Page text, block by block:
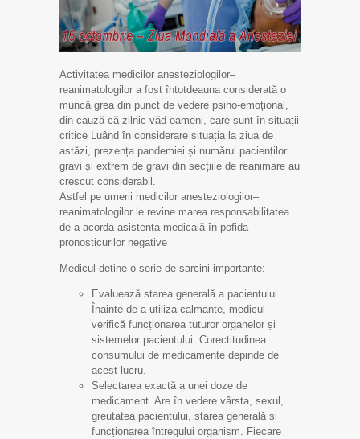
Activitatea medicilor anesteziologilor–
reanimatologilor a fost întotdeauna considerată o
muncă grea din punct de vedere psiho-emoțional,
din cauză că zilnic văd oameni, care sunt în situații
critice Luând în considerare situația la ziua de
astăzi, prezența pandemiei și numărul pacienților
gravi și extrem de gravi din secțiile de reanimare au
crescut considerabil.
Astfel pe umerii medicilor anesteziologilor–
reanimatologilor le revine marea responsabilitatea
de a acorda asistența medicală în pofida
pronosticurilor negative
Medicul deține o serie de sarcini importante:
Evaluează starea generală a pacientului.
Înainte de a utiliza calmante, medicul
verifică funcționarea tuturor organelor și
sistemelor pacientului. Corectitudinea
consumului de medicamente depinde de
acest lucru.
Selectarea exactă a unei doze de
medicament. Are în vedere vârsta, sexul,
greutatea pacientului, starea generală și
funcționarea întregului organism. Fiecare